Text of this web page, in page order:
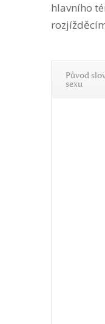
hlavního
Původ
sexu